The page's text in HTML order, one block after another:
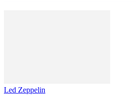
Led Zeppelin